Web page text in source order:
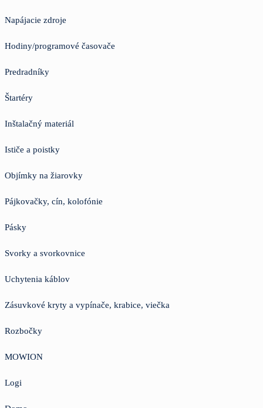
Napájacie zdroje
Hodiny/programové časovače
Predradníky
Štartéry
Inštalačný materiál
Ističe a poistky
Objímky na žiarovky
Pájkovačky, cín, kolofónie
Pásky
Svorky a svorkovnice
Uchytenia káblov
Zásuvkové kryty a vypínače, krabice, viečka
Rozbočky
MOWION
Logi